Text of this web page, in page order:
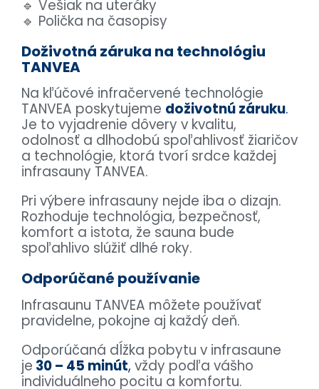
🔹 Vešiak na uteráky
🔹 Polička na časopisy
Doživotná záruka na technológiu
TANVEA
Na kľúčové infračervené technológie
TANVEA poskytujeme doživotnú záruku.
Je to vyjadrenie dôvery v kvalitu,
odolnosť a dlhodobú spoľahlivosť žiaričov
a technológie, ktorá tvorí srdce každej
infrasauny TANVEA.
Pri výbere infrasauny nejde iba o dizajn.
Rozhoduje technológia, bezpečnosť,
komfort a istota, že sauna bude
spoľahlivo slúžiť dlhé roky.
Odporúčané používanie
Infrasaunu TANVEA môžete používať
pravidelne, pokojne aj každý deň.
Odporúčaná dĺžka pobytu v infrasaune
je 30 – 45 minút, vždy podľa vášho
individuálneho pocitu a komfortu.